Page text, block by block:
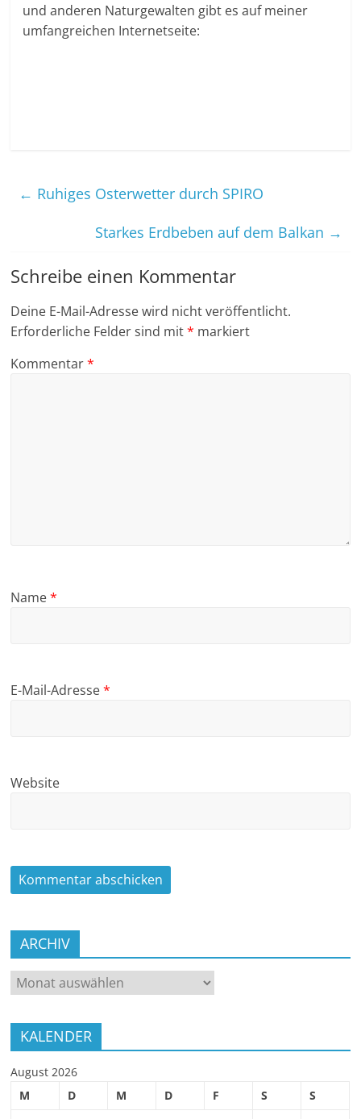
und anderen Naturgewalten gibt es auf meiner
umfangreichen Internetseite:
← Ruhiges Osterwetter durch SPIRO
Starkes Erdbeben auf dem Balkan →
Schreibe einen Kommentar
Deine E-Mail-Adresse wird nicht veröffentlicht.
Erforderliche Felder sind mit* markiert
Kommentar*
Name*
E-Mail-Adresse*
Website
ARCHIV
ARCHIV
KALENDER
August 2026
M
D M D F S
S